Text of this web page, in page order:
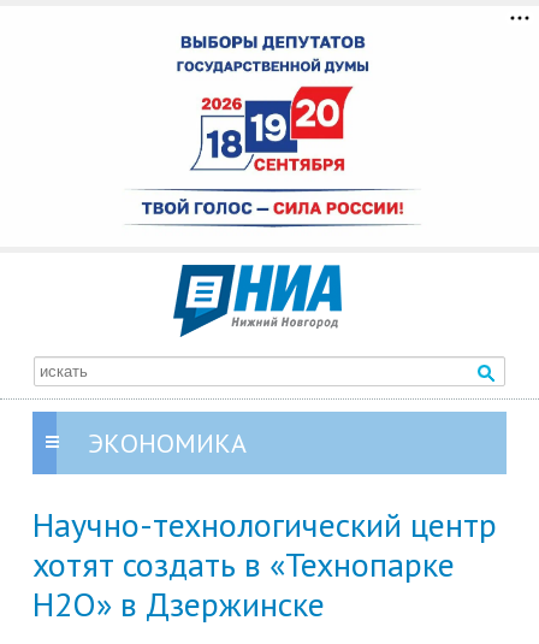
ЭКОНОМИКА
Научно-технологический центр
хотят создать в «Технопарке
Н2О» в Дзержинске